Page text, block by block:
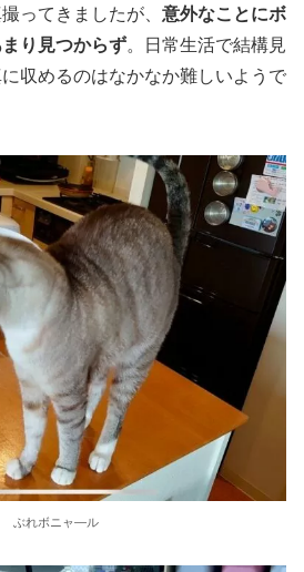
ってきましたが、 意外なことにボ
り見つからず。日常生活で結構見
収めるのはなかなか難しいようで
ぶれボニャ―ル